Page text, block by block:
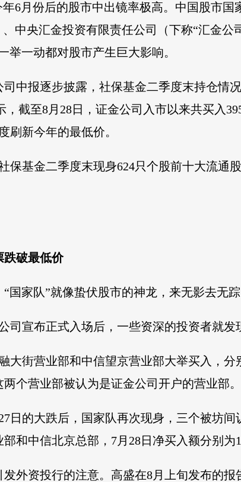
年6月份后的股市中出镜率极高。中国股市
中央汇金投资有限责任公司（下称“汇金
举一动都对股市产生巨大影响。
中报逐步披露，社保基金二季度末持仓情
，截至8月28日，证金公司入市以来共买入
刷新今年的最低价。
保基金二季度末现身624只个股前十大流通
跌破最低价
国家队”就像蛰伏股市的神龙，来无影去无踪
司宣布正式入场后，一些资深的投资者就发
大街营业部和中信望京营业部大举买入，
个营业部被认为是证金公司开户的营业部。
日的大跌后，国家队再次现身，三个被坊
和中信北京总部，7月28日净买入额分别为
外资投行的注意。高盛在8月上旬发布的